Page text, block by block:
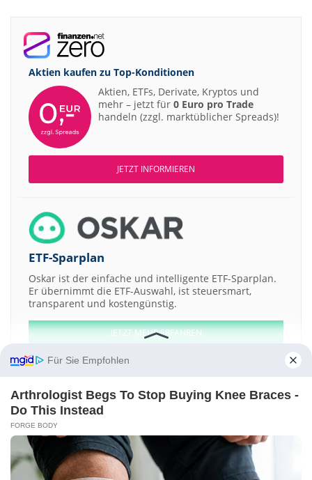
Aktien kaufen zu Top-Konditionen
Aktien, ETFs, Derivate, Kryptos und
mehr – jetzt für 0 Euro pro Trade
handeln (zzgl. marktüblicher Spreads)!
JETZT INFORMIEREN
ETF-Sparplan
Oskar ist der einfache und intelligente ETF-Sparplan.
Er übernimmt die ETF-Auswahl, ist steuersmart,
transparent und kostengünstig.
JETZT MEHR ERFAHREN
Aktien ATX DAX EuroStoxx 50
Weitere Aktien:
Edscha
WH Smith Actelion
Newcrest
Für Sie Empfohlen
Arthrologist Begs To Stop Buying Knee Braces -
Do This Instead
FORGE BODY